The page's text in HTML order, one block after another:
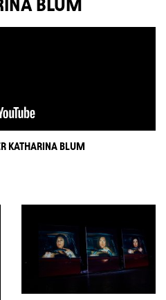
BLUM
KATHARINA BLUM